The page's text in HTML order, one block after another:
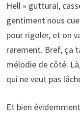
Hell » guttural,
gentiment nous
pour rigoler, et on
rarement. Bref, ça
mélodie de côté.
qui ne veut pas
Et bien